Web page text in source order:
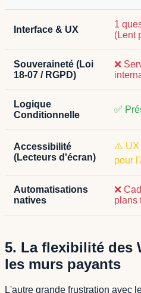
Interface & UX
1
(Lent
Souveraineté (Loi
18-07 / RGPD)
❌
Logique
Conditionnelle
✅
Accessibilité
(Lecteurs d'écran)
⚠️ UX
pour
Automatisations
natives
❌
plans
5. La flexibilité des
les murs payants
L'autre grande frustration avec